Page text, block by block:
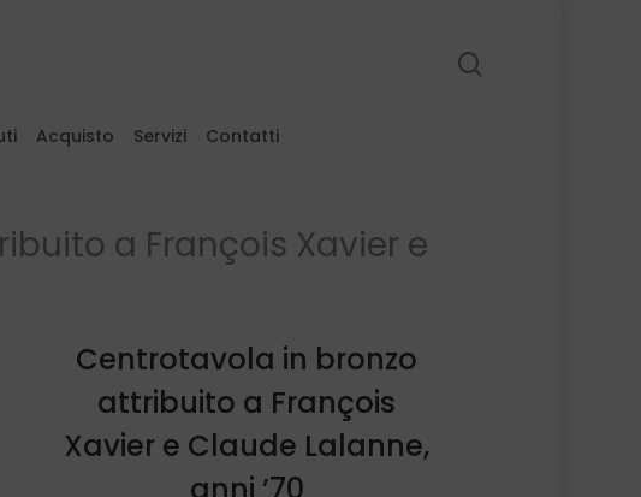
Acquisto Servizi Contatti
a François Xavier e
Centrotavola in bronzo
attribuito a François
Xavier e Claude Lalanne,